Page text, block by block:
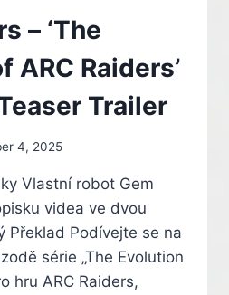
– ‘The
ARC Raiders’
Trailer
4, 2025
Vlastní robot Gem
videa ve dvou
Podívejte se na
série „The Evolution
hru ARC Raiders,